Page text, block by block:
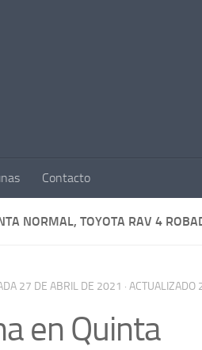
Contacto
NORMAL, TOYOTA RAV 4
27 DE ABRIL DE 2021 · ACTUALIZADO
en Quinta